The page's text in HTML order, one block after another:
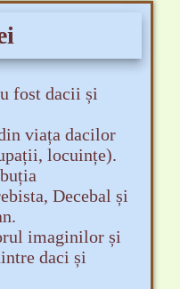
fost dacii și
viața dacilor
locuințe).
Decebal și
imaginilor și
daci și